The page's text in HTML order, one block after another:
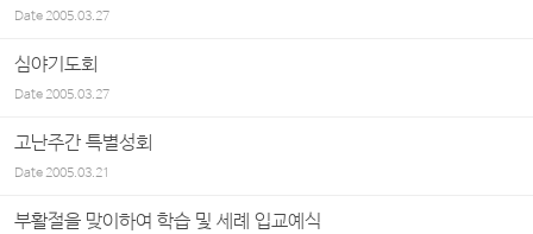
Date2005.03.27
심야기도회
Date2005.03.27
고난주간 특별성회
Date2005.03.21
부활절을 맞이하여 학습 및 세례 입교예식